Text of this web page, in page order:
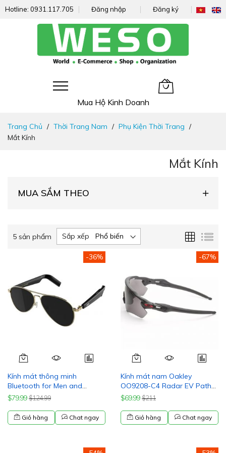
Hotline: 0931.117.705 Đăng nhập Đăng ký
Mua Hộ Kinh Doanh
nhanh
đến
Trang Chủ Thời Trang Nam
Phụ Kiện Thời Trang
Mắt Kính
Mắt Kính
5 sản phẩm Sắp xếp Lưới
-36%
Kính mát thông minh
Bluetooth for Men and
Women, Voice Control and
Glasses Listen Music and
Calls with Speakers IPX4
$79.99 $124.99
Giỏ hàng Chat ngay
-67%
Kính mát nam Oakley
OO9208-C4 Radar EV Path
38mm Matte Black
$69.99 $211
Giỏ hàng Chat ngay
MUA SẮM THEO